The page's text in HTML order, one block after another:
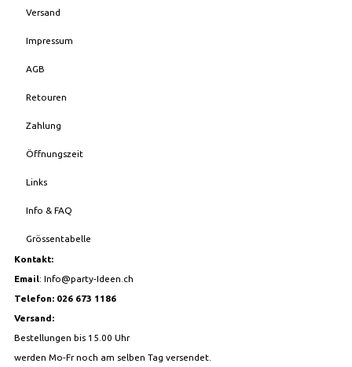
Versand
Impressum
AGB
Retouren
Zahlung
Öffnungszeit
Links
Info & FAQ
Grössentabelle
Kontakt:
Email: Info@party-Ideen.ch
Telefon: 026 673 1186
Versand:
Bestellungen bis 15.00 Uhr
werden Mo-Fr noch am selben Tag versendet.